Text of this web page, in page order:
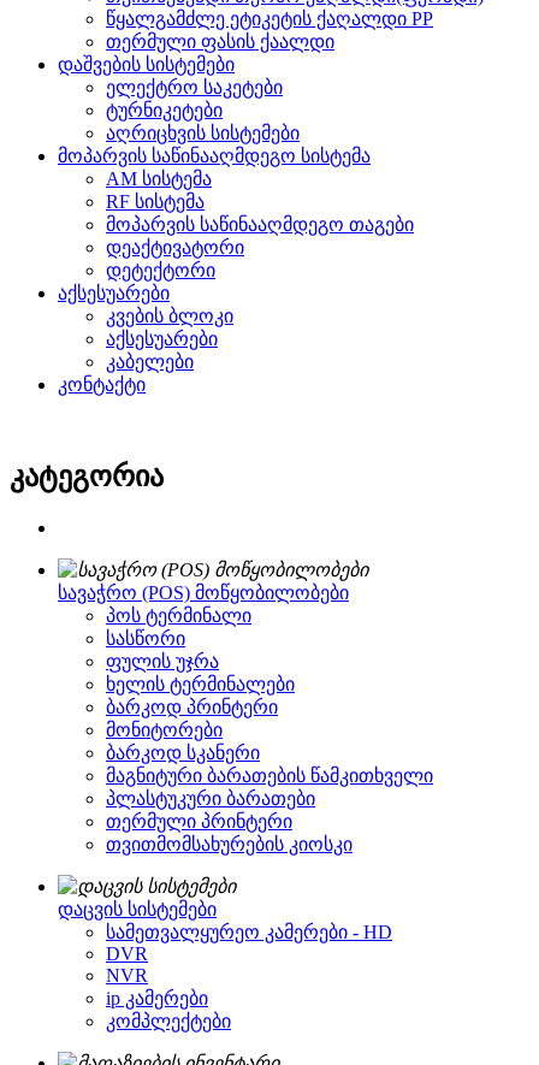
წყალგამძლე ეტიკეტის ქაღალდი PP
თერმული ფასის ქაალდი
დაშვების სისტემები
ელექტრო საკეტები
ტურნიკეტები
აღრიცხვის სისტემები
მოპარვის საწინააღმდეგო სისტემა
AM სისტემა
RF სისტემა
მოპარვის საწინააღმდეგო თაგები
დეაქტივატორი
დეტექტორი
აქსესუარები
კვების ბლოკი
აქსესუარები
კაბელები
კონტაქტი
კატეგორია
სავაჭრო (POS) მოწყობილობები
პოს ტერმინალი
სასწორი
ფულის უჯრა
ხელის ტერმინალები
ბარკოდ პრინტერი
მონიტორები
ბარკოდ სკანერი
მაგნიტური ბარათების წამკითხველი
პლასტუკური ბარათები
თერმული პრინტერი
თვითმომსახურების კიოსკი
დაცვის სისტემები
სამეთვალყურეო კამერები - HD
DVR
NVR
ip კამერები
კომპლექტები